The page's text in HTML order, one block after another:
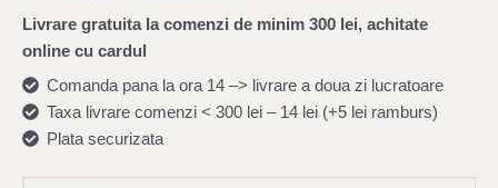
Scoot
Livrare gratuita la comenzi de minim 300 lei, achitate
online cu cardul
Comanda pana la ora 14 –> livrare a doua zi lucratoare
Taxa livrare comenzi < 300 lei – 14 lei (+5 lei ramburs)
Plata securizata